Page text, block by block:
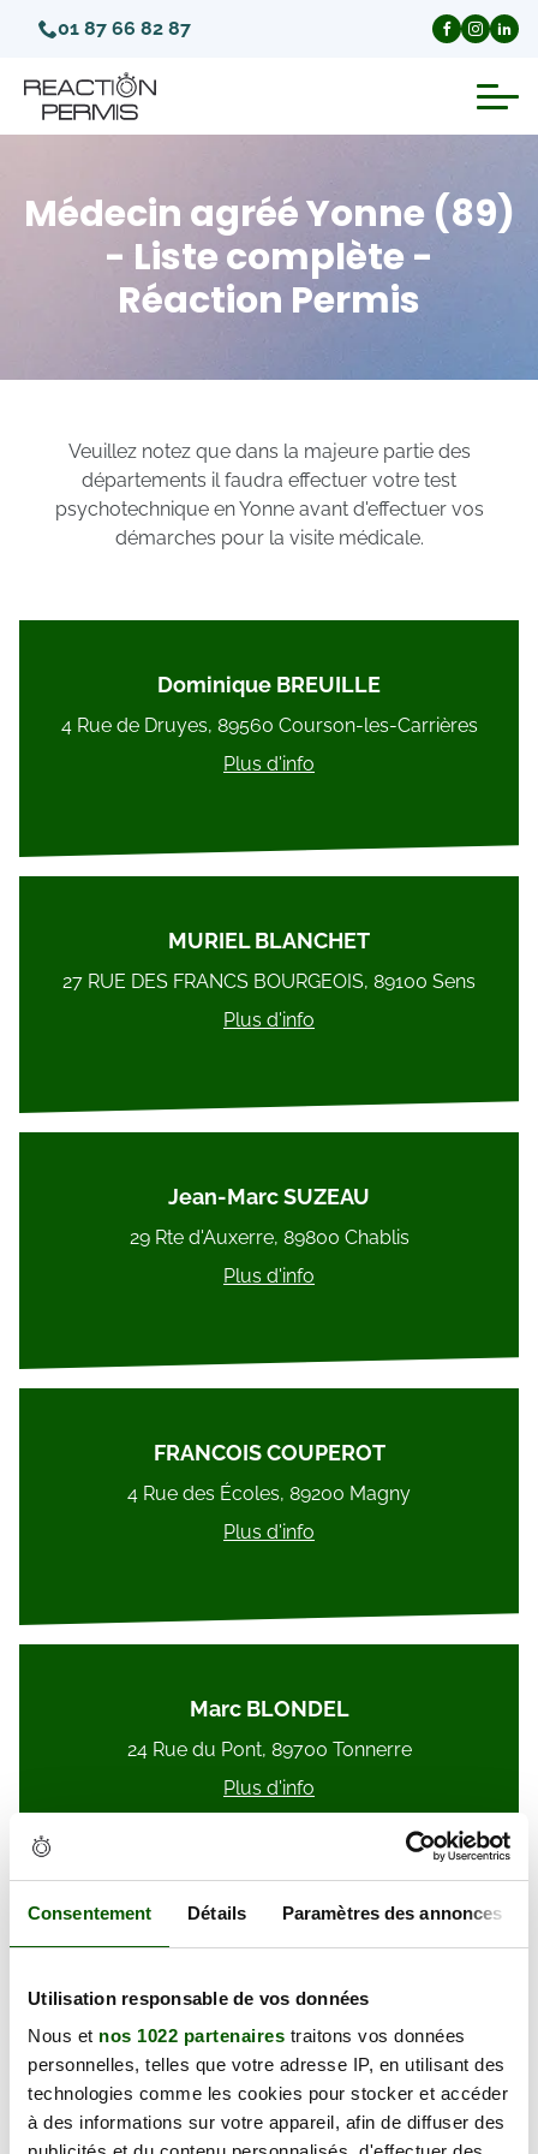
Consentement Détails Paramètres des annonces
Utilisation responsable de vos données
Nous et nos 1022 partenaires traitons vos données
personnelles, telles que votre adresse IP, en utilisant des
technologies comme les cookies pour stocker et accéder
à des informations sur votre appareil, afin de diffuser des
01 87 66 82 87
Invalidation du permis de conduire
Annulation du permis de conduire
Visite médicale test psychotechnique
Médecin agréé Yonne (89)
- Liste complète -
Réaction Permis
Veuillez notez que dans la majeure partie des
départements il faudra effectuer votre test
psychotechnique en Yonne avant d'effectuer vos
démarches pour la visite médicale.
Dominique BREUILLE
4 Rue de Druyes, 89560 Courson-les-Carrières
Plus d'info
MURIEL BLANCHET
27 RUE DES FRANCS BOURGEOIS, 89100 Sens
Plus d'info
Jean-Marc SUZEAU
29 Rte d'Auxerre, 89800 Chablis
Plus d'info
FRANCOIS COUPEROT
4 Rue des Écoles, 89200 Magny
Plus d'info
Marc BLONDEL
24 Rue du Pont, 89700 Tonnerre
Plus d'info
8 Rue Pasteur, 89100 Malay-le-Grand
Plus d'info